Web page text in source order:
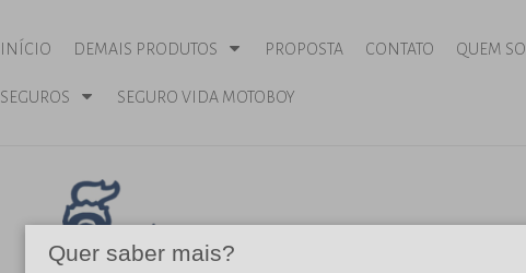
INÍCIO DEMAIS PRODUTOS PROPOSTA CONTATO QUEM
SEGUROS SEGURO VIDA MOTOBOY
Quer saber mais?